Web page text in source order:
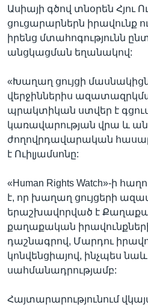
Ասիայի գծով տնօրեն Հյու
ցուցարարներն իրավունք
իրենց մտահոգությունն
անցկացման եղանակով:
«Խաղաղ ցույցի
վերջիններիս
պրակտիկան ստվեր է
կառավարության վրա և
ժողովրդավարական
է Ուիլյամսոնը:
«Human Rights Watch»-ի
է, որ խաղաղ ցույցերի
երաշխավորված է
քաղաքական
դաշնագրով, Մարդու
կոնվենցիայով, ինչպես
սահմանադրությամբ:
Հայտարարությունում